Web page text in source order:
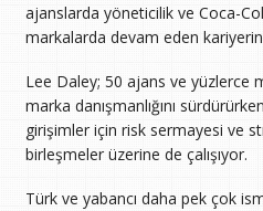
ajanslarda yöneticilik ve Coca-
markalarda devam eden
Lee Daley; 50 ajans ve yüzlerce
marka danışmanlığını
girişimler için risk sermayesi ve
birleşmeler üzerine de çalışıyor.
Türk ve yabancı daha pek çok